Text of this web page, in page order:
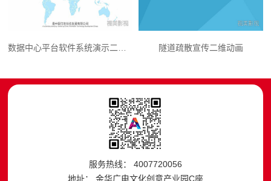
隧道疏散宣传二维动画
服务热线： 4007720056
地址： 金华广电文化创意产业园C座